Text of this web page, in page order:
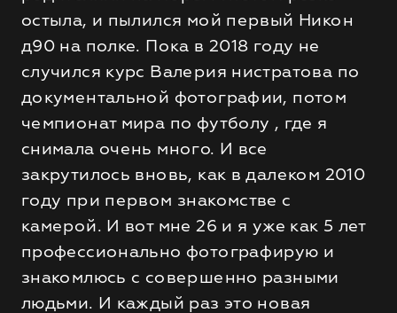
остыла, и пылился мой первый Никон
д90 на полке. Пока в 2018 году не
случился курс Валерия нистратова по
документальной фотографии, потом
чемпионат мира по футболу , где я
снимала очень много. И все
закрутилось вновь, как в далеком 2010
году при первом знакомстве с
камерой. И вот мне 26 и я уже как 5 лет
профессионально фотографирую и
знакомлюсь с совершенно разными
людьми. И каждый раз это новая